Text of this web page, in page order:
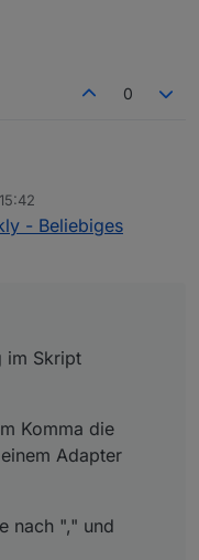
0
im Skript gefunden.
Komma die
- Beliebiges
im Skript
Komma die
Adapter
nach "," und